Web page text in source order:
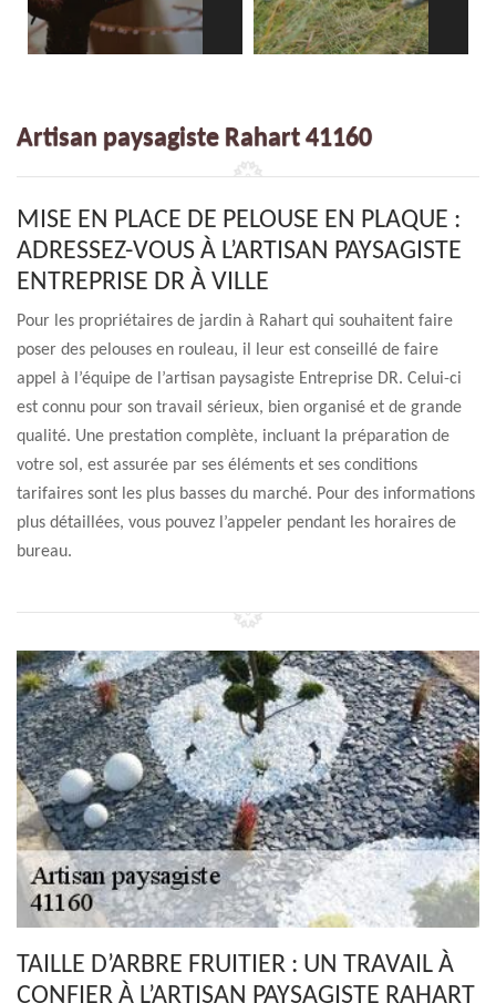
Artisan paysagiste Rahart 41160
MISE EN PLACE DE PELOUSE EN PLAQUE :
ADRESSEZ-VOUS À L’ARTISAN PAYSAGISTE
ENTREPRISE DR À VILLE
Pour les propriétaires de jardin à Rahart qui souhaitent faire
poser des pelouses en rouleau, il leur est conseillé de faire
appel à l’équipe de l’artisan paysagiste Entreprise DR. Celui-ci
est connu pour son travail sérieux, bien organisé et de grande
qualité. Une prestation complète, incluant la préparation de
votre sol, est assurée par ses éléments et ses conditions
tarifaires sont les plus basses du marché. Pour des informations
plus détaillées, vous pouvez l’appeler pendant les horaires de
bureau.
TAILLE D’ARBRE FRUITIER : UN TRAVAIL À
CONFIER À L’ARTISAN PAYSAGISTE RAHART